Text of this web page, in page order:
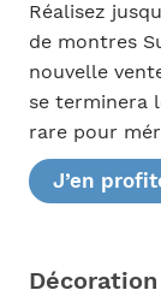
Réalisez
de montres
nouvelle
se terminera
rare pour
J’en